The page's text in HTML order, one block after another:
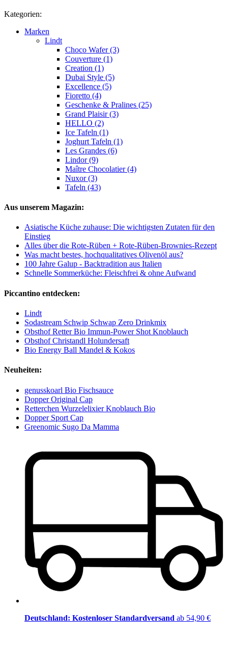
Kategorien:
Marken
Lindt
Choco Wafer (3)
Couverture (1)
Creation (1)
Dubai Style (5)
Excellence (5)
Fioretto (4)
Geschenke & Pralines (25)
Grand Plaisir (3)
HELLO (2)
Ice Tafeln (1)
Joghurt Tafeln (1)
Les Grandes (6)
Lindor (9)
Maître Chocolatier (4)
Nuxor (3)
Tafeln (43)
Aus unserem Magazin:
Asiatische Küche zuhause: Die wichtigsten Zutaten für den
Einstieg
Alles über die Rote-Rüben + Rote-Rüben-Brownies-Rezept
Was macht bestes, hochqualitatives Olivenöl aus?
100 Jahre Galup - Backtradition aus Italien
Schnelle Sommerküche: Fleischfrei & ohne Aufwand
Piccantino entdecken:
Lindt
Sodastream Schwip Schwap Zero Drinkmix
Obsthof Retter Bio Immun-Power Shot Knoblauch
Obsthof Christandl Holundersaft
Bio Energy Ball Mandel & Kokos
Neuheiten:
genusskoarl Bio Fischsauce
Dopper Original Cap
Retterchen Wurzelelixier Knoblauch Bio
Dopper Sport Cap
Greenomic Sugo Da Mamma
Deutschland: Kostenloser Standardversand ab 54,90 €